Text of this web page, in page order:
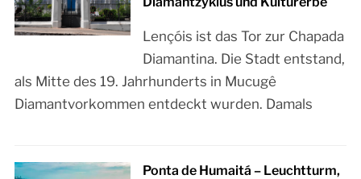
Lençóis ist das Tor zur Chapada
Diamantina. Die Stadt entstand,
als Mitte des 19. Jahrhunderts in Mucugê
Diamantvorkommen entdeckt wurden. Damals
Ponta de Humaitá – Leuchtturm,